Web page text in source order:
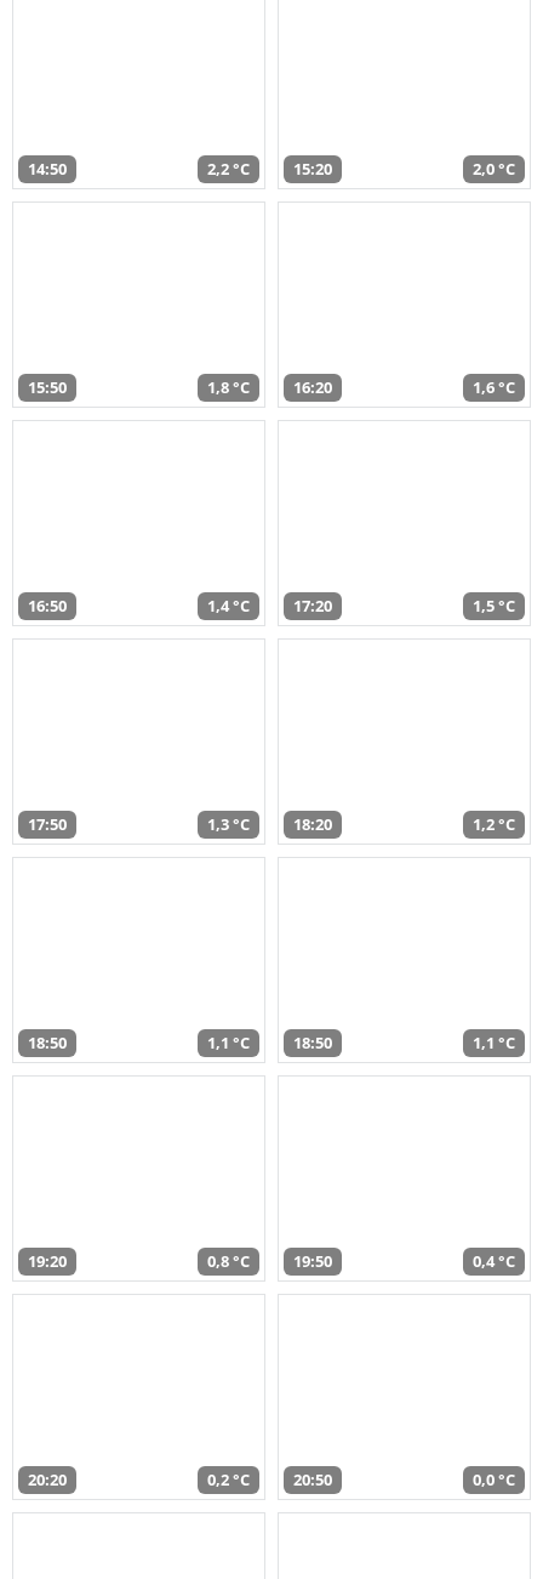
14:50 2,2 °C 15:20 2,0 °C
15:50 1,8 °C 16:20 1,6 °C
16:50 1,4 °C 17:20 1,5 °C
17:50 1,3 °C 18:20 1,2 °C
18:50 1,1 °C 18:50 1,1 °C
19:20 0,8 °C 19:50 0,4 °C
20:20 0,2 °C 20:50 0,0 °C